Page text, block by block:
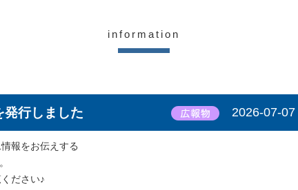
information
発行しました 2026-07-07
報をお伝えする
ださい♪